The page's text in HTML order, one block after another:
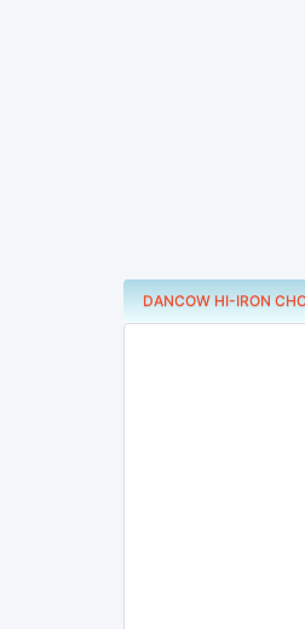
DANCOW HI-IRON